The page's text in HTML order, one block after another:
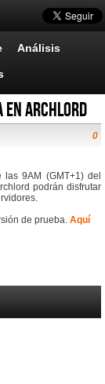
Análisis
en Archlord
0
9AM (GMT+1) del
podrán disfrutar
de prueba. Aquí